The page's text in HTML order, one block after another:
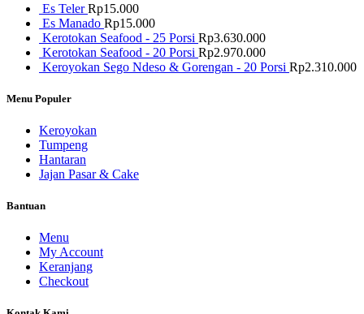
Es TelerRp15.000
Es Manado Rp15.000
Kerotokan Seafood - 25 Porsi Rp3.630.000
Kerotokan Seafood - 20 Porsi Rp2.970.000
Keroyokan Sego Ndeso & Gorengan - 20 Porsi Rp2.310.000
Menu Populer
Keroyokan
Tumpeng
Hantaran
Jajan Pasar & Cake
Bantuan
Menu
My Account
Keranjang
Checkout